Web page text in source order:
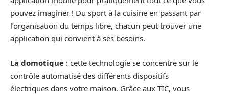
pouvez imaginer ! Du sport à la cuisine en passant par
l’organisation du temps libre, chacun peut trouver une
application qui convient à ses besoins.
La domotique : cette technologie se concentre sur le
contrôle automatisé des différents dispositifs
électriques dans votre maison. Grâce aux TIC, vous